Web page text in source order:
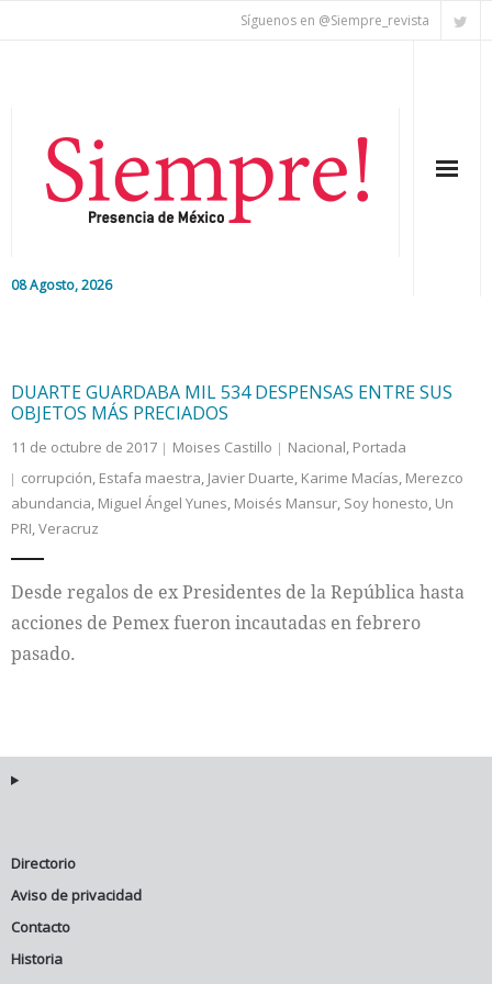
Síguenos en @Siempre_revista
08 Agosto, 2026
Colaboradores
Internacional
Cultura
DUARTE GUARDABA MIL 534 DESPENSAS ENTRE SUS
OBJETOS MÁS PRECIADOS
11 de octubre de 2017 Moises Castillo Nacional, Portada
corrupción, Estafa maestra, Javier Duarte, Karime Macías, Merezco
abundancia, Miguel Ángel Yunes, Moisés Mansur, Soy honesto, Un
PRI,Veracruz
Desde regalos de ex Presidentes de la República hasta
acciones de Pemex fueron incautadas en febrero
pasado.
Directorio
Aviso de privacidad
Contacto
Historia